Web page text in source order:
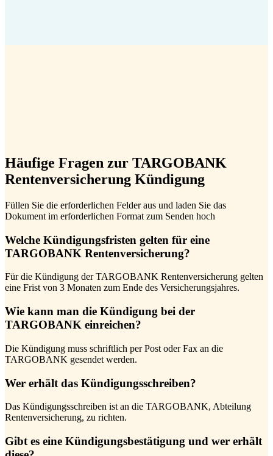
Häufige Fragen zur TARGOBANK
Rentenversicherung Kündigung
Füllen Sie die erforderlichen Felder aus und laden Sie das
Dokument im erforderlichen Format zum Senden hoch
Welche Kündigungsfristen gelten für eine
TARGOBANK Rentenversicherung?
Für die Kündigung der TARGOBANK Rentenversicherung gelten
eine Frist von 3 Monaten zum Ende des Versicherungsjahres.
Wie kann man die Kündigung bei der
TARGOBANK einreichen?
Die Kündigung muss schriftlich per Post oder Fax an die
TARGOBANK gesendet werden.
Wer erhält das Kündigungsschreiben?
Das Kündigungsschreiben ist an die TARGOBANK, Abteilung
Rentenversicherung, zu richten.
Gibt es eine Kündigungsbestätigung und wer erhält